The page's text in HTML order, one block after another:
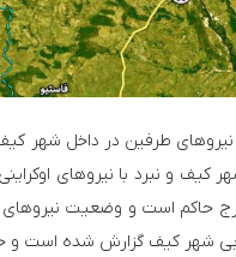
طرفین در داخل شهر کیف
کیف و نبرد با نیروهای
حاکم است و وضعیت نیروهای